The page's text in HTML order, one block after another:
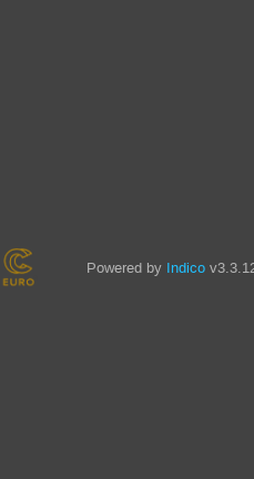
Powered by Indico